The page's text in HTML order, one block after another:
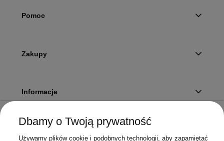
Pomoc
Zakupy
Informacje
Twoje konto
Dbamy o Twoją prywatność
Używamy plików cookie i podobnych technologii, aby zapamiętać